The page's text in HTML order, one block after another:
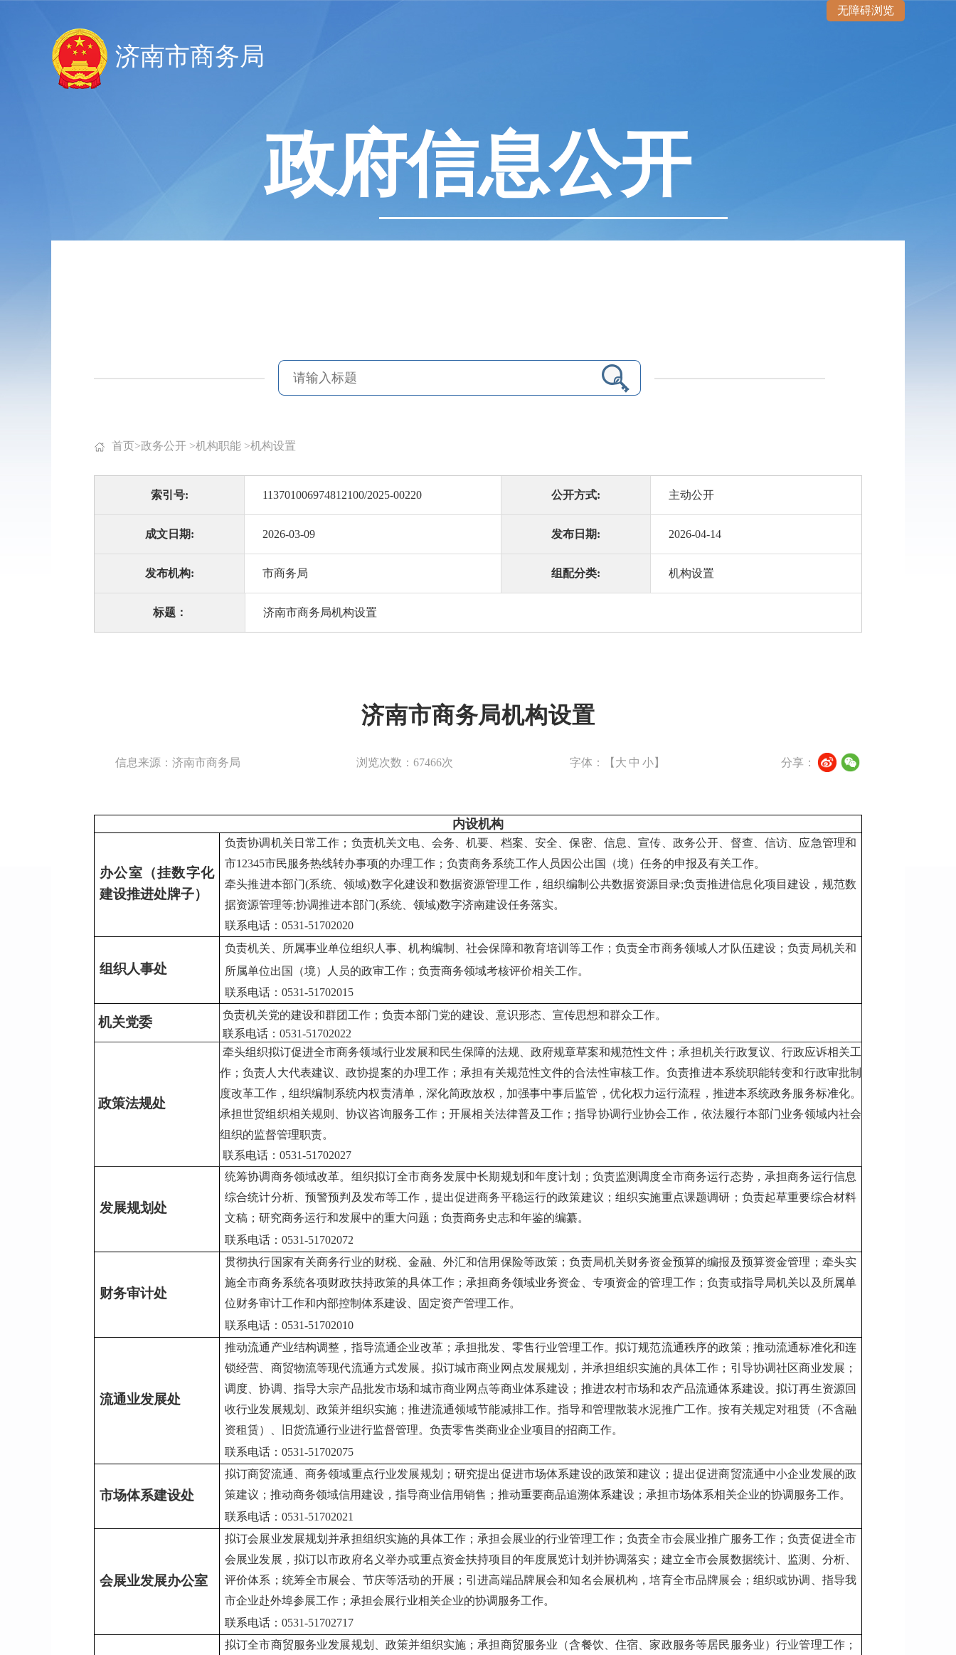
无障碍浏览
济南市商务局
政府信息公开
首页>政务公开 >机构职能 >机构设置
索引号: 113701006974812100/2025-00220 公开方式: 主动公开
成文日期: 2026-03-09 发布日期: 2026-04-14
发布机构: 市商务局 组配分类: 机构设置
标题： 济南市商务局机构设置
济南市商务局机构设置
信息来源：济南市商务局 浏览次数：67466次 字体：【 大 中 小】 分享：
内设机构
办公室 （挂数字化
建设推进处牌子）
负责协调机关日常工作；负责机关文电、会务、机要、档案、安全、保密、信息、宣传、政务公开、督查、信访、应急管理和
市12345市民服务热线转办事项的办理工作；负责商务系统工作人员因公出国（境）任务的申报及有关工作。
牵头推进本部门(系统、领域)数字化建设和数据资源管理工作，组织编制公共数据资源目录;负责推进信息化项目建设，规范数
据资源管理等;协调推进本部门(系统、领域)数字济南建设任务落实。
联系电话：0531-51702020
组织人事处
负责机关、所属事业单位组织人事、机构编制、社会保障和教育培训等工作；负责全市商务领域人才队伍建设；负责局机关和
所属单位出国（境）人员的政审工作；负责商务领域考核评价相关工作。
联系电话：0531-51702015
机关党委
负责机关党的建设和群团工作；负责本部门党的建设、意识形态、宣传思想和群众工作。
联系电话：0531-51702022
政策法规处
牵头组织拟订促进全市商务领域行业发展和民生保障的法规、政府规章草案和规范性文件；承担机关行政复议、行政应诉相关工
作；负责人大代表建议、政协提案的办理工作；承担有关规范性文件的合法性审核工作。负责推进本系统职能转变和行政审批制
度改革工作，组织编制系统内权责清单，深化简政放权，加强事中事后监管，优化权力运行流程，推进本系统政务服务标准化。
承担世贸组织相关规则、协议咨询服务工作；开展相关法律普及工作；指导协调行业协会工作，依法履行本部门业务领域内社会
组织的监督管理职责。
联系电话：0531-51702027
发展规划处
统筹协调商务领域改革。组织拟订全市商务发展中长期规划和年度计划；负责监测调度全市商务运行态势，承担商务运行信息
综合统计分析、预警预判及发布等工作，提出促进商务平稳运行的政策建议；组织实施重点课题调研；负责起草重要综合材料
文稿；研究商务运行和发展中的重大问题；负责商务史志和年鉴的编纂。
联系电话：0531-51702072
财务审计处
贯彻执行国家有关商务行业的财税、金融、外汇和信用保险等政策；负责局机关财务资金预算的编报及预算资金管理；牵头实
施全市商务系统各项财政扶持政策的具体工作；承担商务领域业务资金、专项资金的管理工作；负责或指导局机关以及所属单
位财务审计工作和内部控制体系建设、固定资产管理工作。
联系电话：0531-51702010
流通业发展处
推动流通产业结构调整，指导流通企业改革；承担批发、零售行业管理工作。拟订规范流通秩序的政策；推动流通标准化和连
锁经营、商贸物流等现代流通方式发展。拟订城市商业网点发展规划，并承担组织实施的具体工作；引导协调社区商业发展；
调度、协调、指导大宗产品批发市场和城市商业网点等商业体系建设；推进农村市场和农产品流通体系建设。拟订再生资源回
收行业发展规划、政策并组织实施；推进流通领域节能减排工作。指导和管理散装水泥推广工作。按有关规定对租赁（不含融
资租赁）、旧货流通行业进行监督管理。负责零售类商业企业项目的招商工作。
联系电话：0531-51702075
市场体系建设处
拟订商贸流通、商务领域重点行业发展规划；研究提出促进市场体系建设的政策和建议；提出促进商贸流通中小企业发展的政
策建议；推动商务领域信用建设，指导商业信用销售；推动重要商品追溯体系建设；承担市场体系相关企业的协调服务工作。
联系电话：0531-51702021
会展业发展办公室
拟订会展业发展规划并承担组织实施的具体工作；承担会展业的行业管理工作；负责全市会展业推广服务工作；负责促进全市
会展业发展，拟订以市政府名义举办或重点资金扶持项目的年度展览计划并协调落实；建立全市会展数据统计、监测、分析、
评价体系；统筹全市展会、节庆等活动的开展；引进高端品牌展会和知名会展机构，培育全市品牌展会；组织或协调、指导我
市企业赴外埠参展工作；承担会展行业相关企业的协调服务工作。
联系电话：0531-51702717
拟订全市商贸服务业发展规划、政策并组织实施；承担商贸服务业（含餐饮、住宿、家政服务等居民服务业）行业管理工作；